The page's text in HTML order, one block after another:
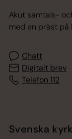
Akut samtals-
med en präst på
Chatt
Digitalt brev
Telefon 112
Svenska